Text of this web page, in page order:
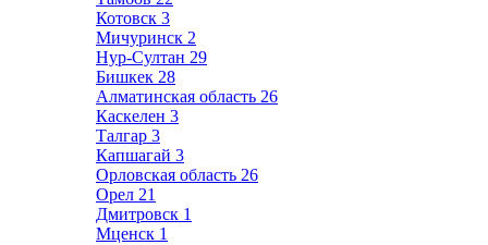
Котовск 3
Мичуринск 2
Нур-Султан 29
Бишкек 28
Алматинская область 26
Каскелен 3
Талгар 3
Капшагай 3
Орловская область 26
Орел 21
Дмитровск 1
Мценск 1